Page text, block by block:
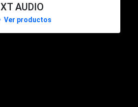
XT AUDIO
Ver productos